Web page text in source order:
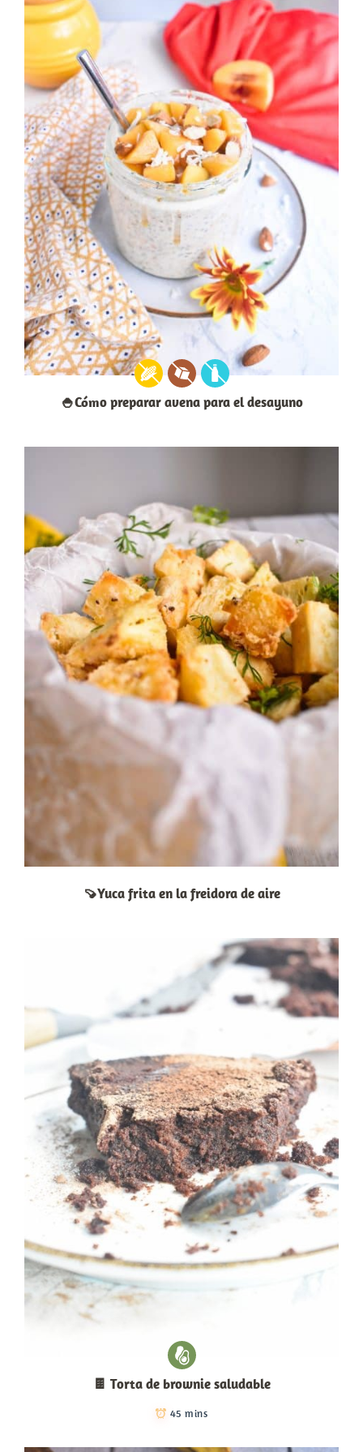
🍚Cómo preparar avena para el desayuno
🍠Yuca frita en la freidora de aire
🍫 Torta de brownie saludable
45 mins